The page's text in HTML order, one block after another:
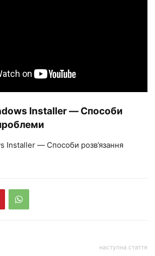
Installer — Способи
Installer — Способи розв’язання
наступна стаття